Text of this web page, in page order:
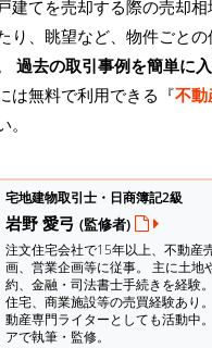
建てを売却する際の売却
り、眺望など、物件ごと
過去の取引事例を簡単に
は無料で利用できる『不動
宅地建物取引士・日商簿記2級
岩野 愛弓 (監修者)
注文住宅会社で15年以上、不動産
画、営業企画等に従事。 主に土地
約、金融・司法書士手続きを経験。
住宅、商業施設等の売買経験あり
動産専門ライターとしても活動中
アで執筆・監修。